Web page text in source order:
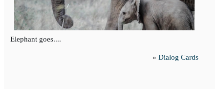
Elephant goes....
» Dialog Cards